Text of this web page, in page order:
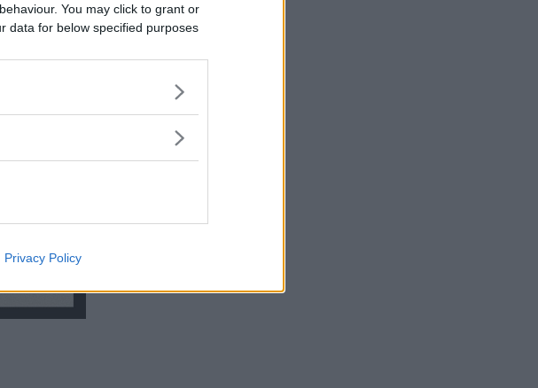
You may click to grant or
data for below specified purposes
Privacy Policy